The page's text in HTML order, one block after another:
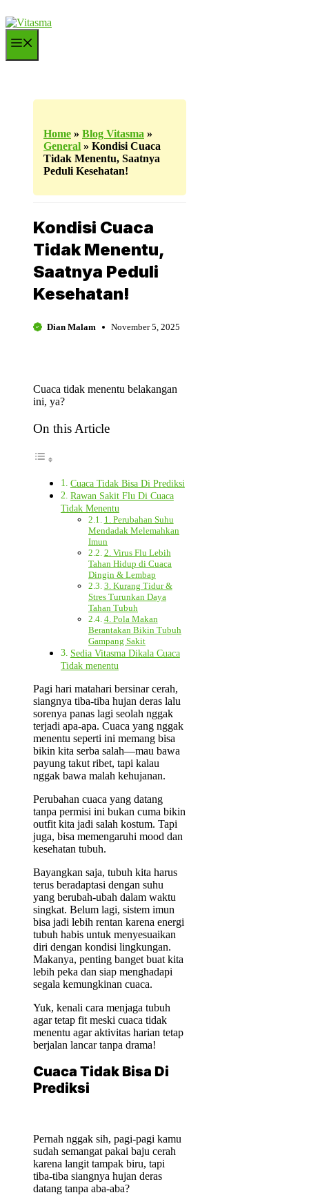
ke
Home » Blog Vitasma »
General » Kondisi Cuaca
Tidak Menentu, Saatnya
Peduli Kesehatan!
Kondisi Cuaca
Tidak Menentu,
Saatnya Peduli
Kesehatan!
Dian Malam November 5, 2025
Cuaca tidak menentu belakangan
ini, ya?
On this Article
Cuaca Tidak Bisa Di Prediksi
Rawan Sakit Flu Di Cuaca
Tidak Menentu
1. Perubahan Suhu
Mendadak Melemahkan
Imun
2. Virus Flu Lebih
Tahan Hidup di Cuaca
Dingin & Lembap
3. Kurang Tidur &
Stres Turunkan Daya
Tahan Tubuh
4. Pola Makan
Berantakan Bikin Tubuh
Gampang Sakit
Sedia Vitasma Dikala Cuaca
Tidak menentu
Pagi hari matahari bersinar cerah,
siangnya tiba-tiba hujan deras lalu
sorenya panas lagi seolah nggak
terjadi apa-apa. Cuaca yang nggak
menentu seperti ini memang bisa
bikin kita serba salah—mau bawa
payung takut ribet, tapi kalau
nggak bawa malah kehujanan.
Perubahan cuaca yang datang
tanpa permisi ini bukan cuma bikin
outfit kita jadi salah kostum. Tapi
juga, bisa memengaruhi mood dan
kesehatan tubuh.
Bayangkan saja, tubuh kita harus
terus beradaptasi dengan suhu
yang berubah-ubah dalam waktu
singkat. Belum lagi, sistem imun
bisa jadi lebih rentan karena energi
tubuh habis untuk menyesuaikan
diri dengan kondisi lingkungan.
Makanya, penting banget buat kita
lebih peka dan siap menghadapi
segala kemungkinan cuaca.
Yuk, kenali cara menjaga tubuh
agar tetap fit meski cuaca tidak
menentu agar aktivitas harian tetap
berjalan lancar tanpa drama!
Cuaca Tidak Bisa Di
Prediksi
Pernah nggak sih, pagi-pagi kamu
sudah semangat pakai baju cerah
karena langit tampak biru, tapi
tiba-tiba siangnya hujan deras
datang tanpa aba-aba?